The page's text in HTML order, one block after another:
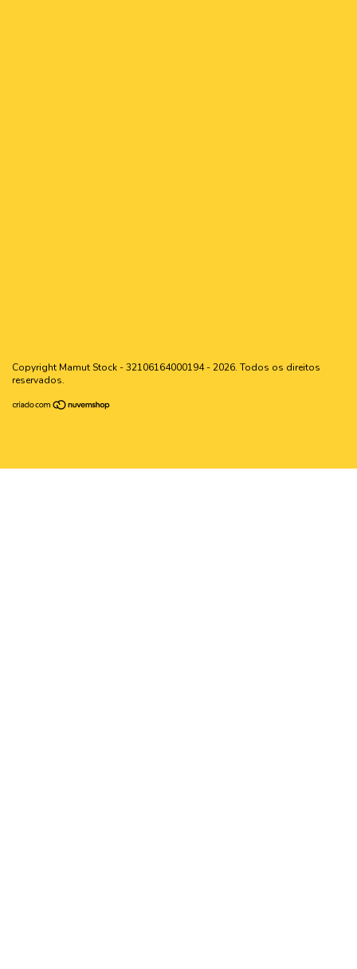
Copyright Mamut Stock - 32106164000194 - 2026. Todos os direitos
reservados.